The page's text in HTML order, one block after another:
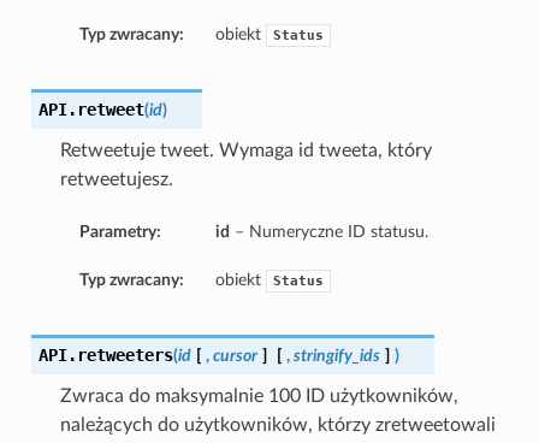
Typ zwracany: obiekt Status
API. retweet(id)
Retweetuje tweet. Wymaga id tweeta, który
retweetujesz.
Parametry: id – Numeryczne ID statusu.
Typ zwracany: obiekt Status
API. retweeters(id [ , cursor ] [ , stringify_ids ] )
Zwraca do maksymalnie 100 ID użytkowników,
należących do użytkowników, którzy zretweetowali